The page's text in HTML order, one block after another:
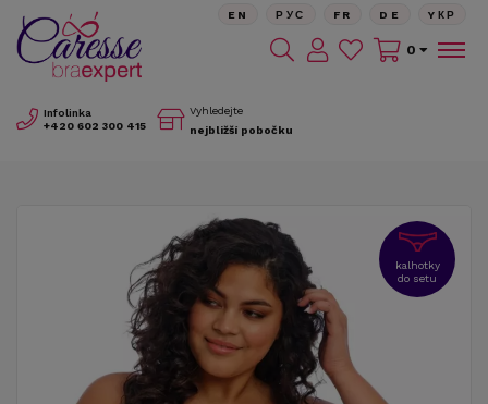
Infolinka
+420 602 300 415
Vyhledejte
nejbližší pobočku
EN РУС FR DE YКР
0
kalhotky
do setu